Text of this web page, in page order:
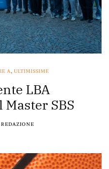
A, ULTIMISSIME
LBA
SBS
REDAZIONE